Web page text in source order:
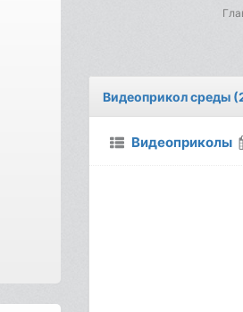
Видеоприкол среды
Видеоприколы